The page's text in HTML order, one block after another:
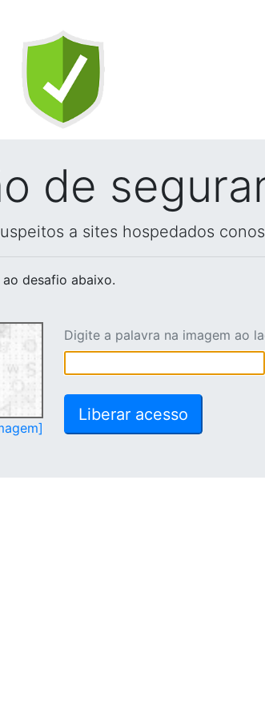
de
a sites hospedados
desafio abaixo.
Digite a palavra na imagem ao